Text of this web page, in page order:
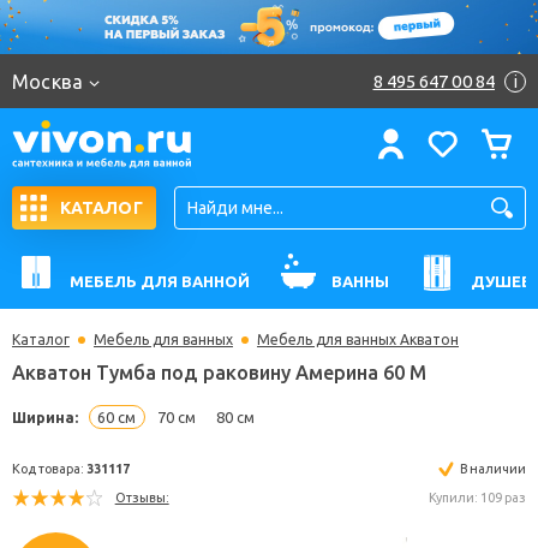
Москва 8 495 647 00 84 i
КАТАЛОГ
МЕБЕЛЬ ДЛЯ ВАННОЙ ВАННЫ
Каталог Мебель для ванных Мебель для ванных Акватон
Акватон Тумба под раковину Америна 60 М
Ширина: 60 см